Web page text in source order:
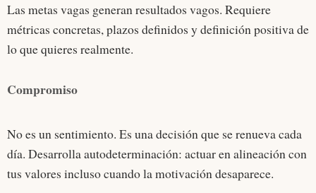
Las metas vagas generan resultados vagos. Requiere
métricas concretas, plazos definidos y definición positiva de
lo que quieres realmente.
Compromiso
No es un sentimiento. Es una decisión que se renueva cada
día. Desarrolla autodeterminación: actuar en alineación con
tus valores incluso cuando la motivación desaparece.